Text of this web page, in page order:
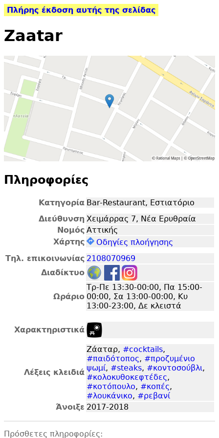
Πλήρης έκδοση αυτής της σελίδας
Zaatar
Πληροφορίες
Κατηγορία Bar-Restaurant, Εστιατόριο
Διεύθυνση Χειμάρρας 7, Νέα Ερυθραία
Νομός Αττικής
Χάρτης
Οδηγίες πλοήγησης
Τηλ. επικοινωνίας 2108070969
Διαδίκτυο
Ωράριο
Τρ-Πε 13:30-00:00, Πα 15:00-
00:00, Σα 13:00-00:00, Κυ
13:00-23:00, Δε κλειστά
Χαρακτηριστικά
Λέξεις κλειδιά
Ζάαταρ, #cocktails,
#παιδότοπος, #προζυμένιο
ψωμί, #steaks, #κοντοσούβλι,
#κολοκυθοκεφτέδες,
#κοτόπουλο, #κοπές,
#λουκάνικο, #ρεβανί
Άνοιξε 2017-2018
Πρόσθετες πληροφορίες: